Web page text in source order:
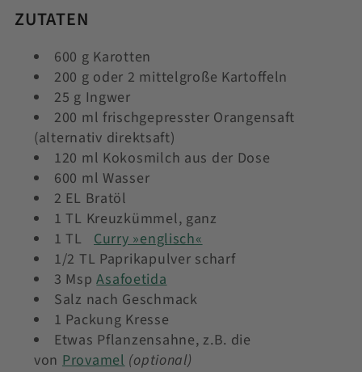
ZUTATEN
600 g Karotten
200 g oder 2 mittelgroße Kartoffeln
25 g Ingwer
200 ml frischgepresster Orangensaft
(alternativ direktsaft)
120 ml Kokosmilch aus der Dose
600 ml Wasser
2 EL Bratöl
1 TL Kreuzkümmel, ganz
1 TLCurry »englisch«
1/2 TL Paprikapulver scharf
3 Msp Asafoetida
Salz nach Geschmack
1 Packung Kresse
Etwas Pflanzensahne, z.B. die
von Provamel (optional)